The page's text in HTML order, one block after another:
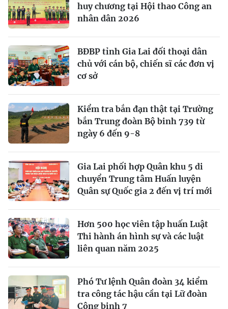
huy chương tại Hội thao Công an
nhân dân 2026
BĐBP tỉnh Gia Lai đối thoại dân
chủ với cán bộ, chiến sĩ các đơn vị
cơ sở
Kiểm tra bắn đạn thật tại Trường
bắn Trung đoàn Bộ binh 739 từ
ngày 6 đến 9-8
Gia Lai phối hợp Quân khu 5 di
chuyển Trung tâm Huấn luyện
Quân sự Quốc gia 2 đến vị trí mới
Hơn 500 học viên tập huấn Luật
Thi hành án hình sự và các luật
liên quan năm 2025
Phó Tư lệnh Quân đoàn 34 kiểm
tra công tác hậu cần tại Lữ đoàn
Công binh 7